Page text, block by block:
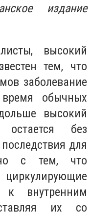
издание
высокий
тем, что
заболевание
обычных
высокий
остается без
для
с тем, что
циркулирующие
внутренним
их со